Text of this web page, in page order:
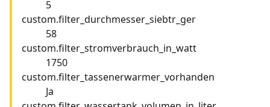
5
custom.filter_durchmesser_siebtr_ger
58
custom.filter_stromverbrauch_in_watt
1750
custom.filter_tassenerwarmer_vorhanden
Ja